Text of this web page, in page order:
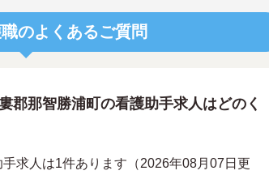
のよくあるご質問
郡那智勝浦町の看護助手求人はどのく
求人は1件あります（2026年08月07日更